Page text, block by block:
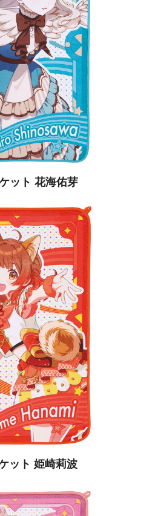
ット 花海佑芽
ット 姫崎莉波